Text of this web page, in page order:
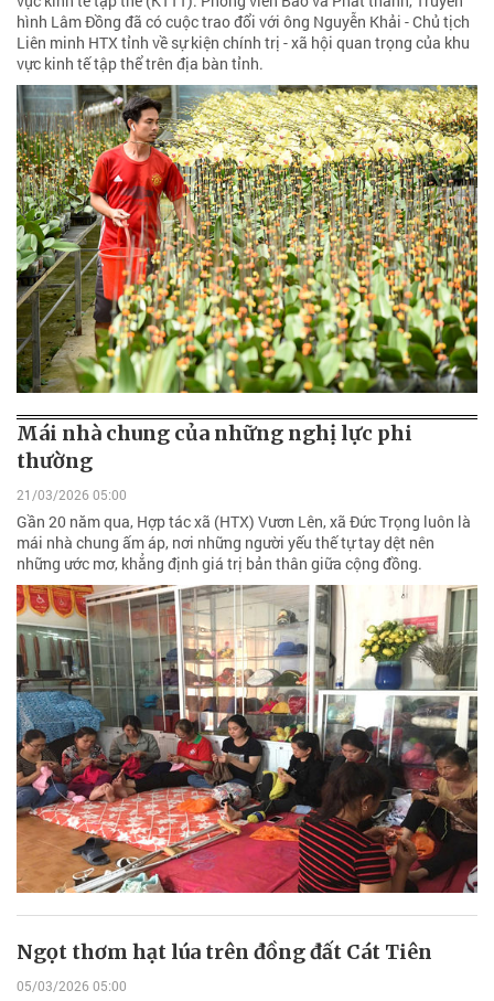
hình Lâm Đồng đã có cuộc trao đổi với ông Nguyễn Khải - Chủ tịch
Liên minh HTX tỉnh về sự kiện chính trị - xã hội quan trọng của khu
vực kinh tế tập thể trên địa bàn tỉnh.
Mái nhà chung của những nghị lực phi
thường
21/03/2026 05:00
Gần 20 năm qua, Hợp tác xã (HTX) Vươn Lên, xã Đức Trọng luôn là
mái nhà chung ấm áp, nơi những người yếu thế tự tay dệt nên
những ước mơ, khẳng định giá trị bản thân giữa cộng đồng.
Ngọt thơm hạt lúa trên đồng đất Cát Tiên
05/03/2026 05:00